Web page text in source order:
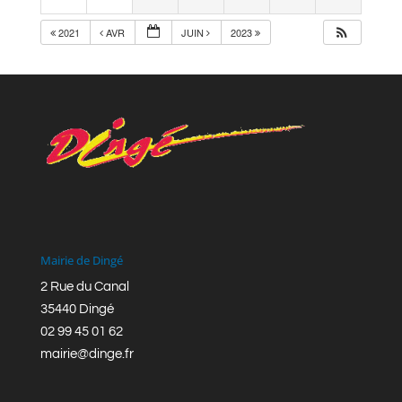
2021 AVR JUIN 2023
Mairie de Dingé
2 Rue du Canal
35440 Dingé
02 99 45 01 62
mairie@dinge.fr